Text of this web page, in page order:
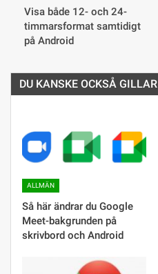
Visa både 12- och 24-
timmarsformat samtidigt
på Android
DU KANSKE OCKSÅ GILLAR
ALLMÄN
Så här ändrar du Google
Meet-bakgrunden på
skrivbord och Android